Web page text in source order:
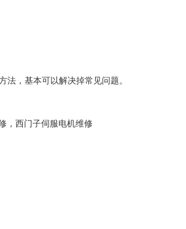
法，基本可以解决掉常见问题。
，西门子伺服电机维修